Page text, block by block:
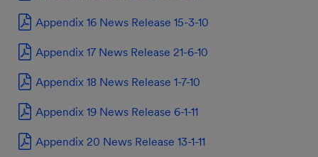
Appendix 16 News Release 15-3-10
Appendix 17 News Release 21-6-10
Appendix 18 News Release 1-7-10
Appendix 19 News Release 6-1-11
Appendix 20 News Release 13-1-11